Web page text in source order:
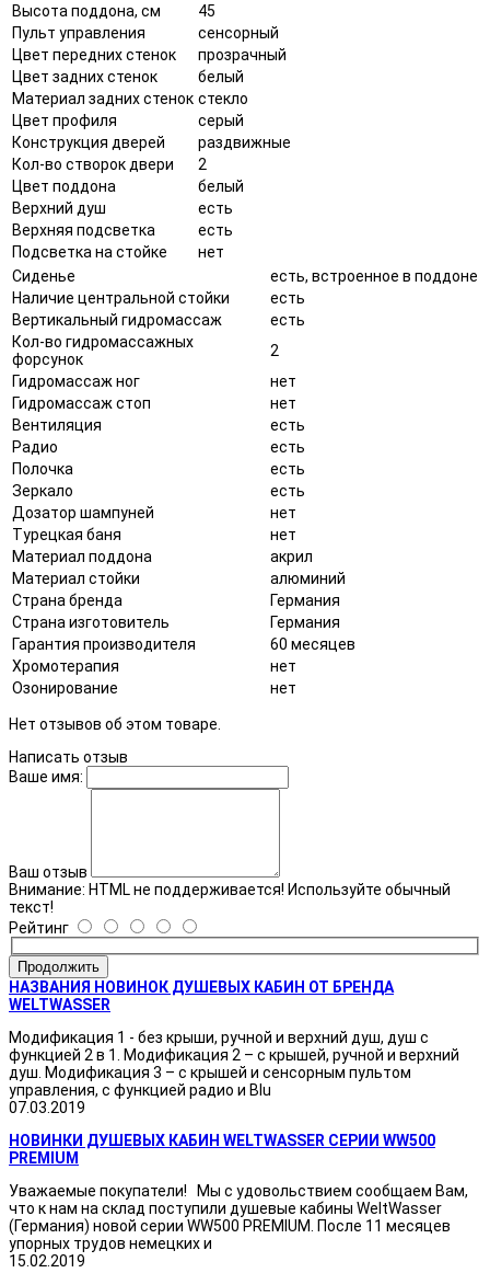
Высота поддона, см
45
Пульт управления
сенсорный
Цвет передних стенок
прозрачный
Цвет задних стенок
белый
Материал задних стенок стекло
Цвет профиля
серый
Конструкция дверей
раздвижные
Кол-во створок двери
2
Цвет поддона
белый
Верхний душ
есть
Верхняя подсветка
есть
Подсветка на стойке
нет
Сиденье
есть, встроенное в поддоне
Наличие центральной стойки
есть
Вертикальный гидромассаж
есть
Кол-во гидромассажных
форсунок
2
Гидромассаж ног
нет
Гидромассаж стоп
нет
Вентиляция
есть
Радио
есть
Полочка
есть
Зеркало
есть
Дозатор шампуней
нет
Турецкая баня
нет
Материал поддона
акрил
Материал стойки
алюминий
Страна бренда
Германия
Страна изготовитель
Германия
Гарантия производителя
60 месяцев
Хромотерапия
нет
Озонирование
нет
Нет отзывов об этом товаре.
Написать отзыв
Ваше имя:
Ваш отзыв
Внимание: HTML не поддерживается! Используйте обычный
текст!
Рейтинг
Продолжить
НАЗВАНИЯ НОВИНОК ДУШЕВЫХ КАБИН ОТ БРЕНДА
WELTWASSER
Модификация 1 - без крыши, ручной и верхний душ, душ с
функцией 2 в 1. Модификация 2 – с крышей, ручной и верхний
душ. Модификация 3 – с крышей и сенсорным пультом
управления, с функцией радио и Blu
07.03.2019
НОВИНКИ ДУШЕВЫХ КАБИН WELTWASSER СЕРИИ WW500
PREMIUM
Уважаемые покупатели! Мы с удовольствием сообщаем Вам,
что к нам на склад поступили душевые кабины WeltWasser
(Германия) новой серии WW500 PREMIUM. После 11 месяцев
упорных трудов немецких и
15.02.2019